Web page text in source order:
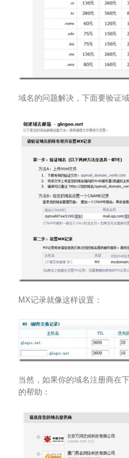
域名的问题解决，下面要验证
MX记录就像这样设置：
当然，如果你的域名注册商在
的帮助：